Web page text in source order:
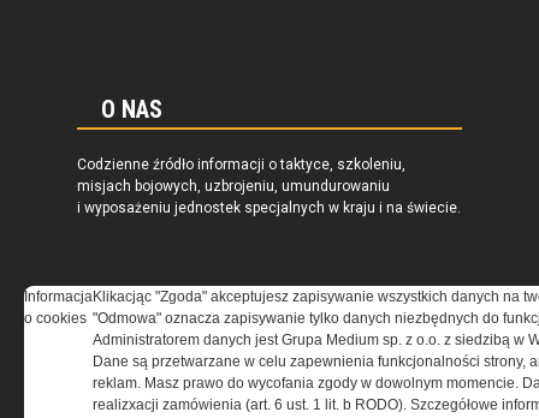
O NAS
Codzienne źródło informacji o taktyce, szkoleniu,
misjach bojowych, uzbrojeniu, umundurowaniu
i wyposażeniu jednostek specjalnych w kraju i na świecie.
REGULAMIN
Regulamin określa zasady korzystania z portalu
www.special-ops.pl
Informacja
o cookies
Klikacjąc "Zgoda" akceptujesz zapisywanie wszystkich danych na
"Odmowa" oznacza zapisywanie tylko danych niezbędnych do
Administratorem danych jest Grupa Medium sp. z o.o. z siedzibą w
Dane są przetwarzane w celu zapewnienia funkcjonalności strony,
reklam. Masz prawo do wycofania zgody w dowolnym momencie.
realizxacji zamówienia (art. 6 ust. 1 lit. b RODO). Szczegółowe